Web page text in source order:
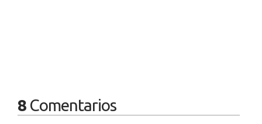
8 Comentarios